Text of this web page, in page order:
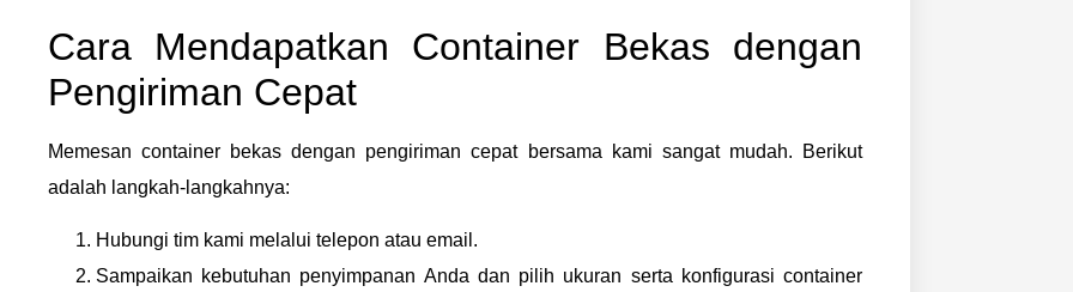
Cara Mendapatkan Container Bekas dengan
Pengiriman Cepat
Memesan container bekas dengan pengiriman cepat bersama kami sangat mudah. Berikut
adalah langkah-langkahnya:
Hubungi tim kami melalui telepon atau email.
Sampaikan kebutuhan penyimpanan Anda dan pilih ukuran serta konfigurasi container